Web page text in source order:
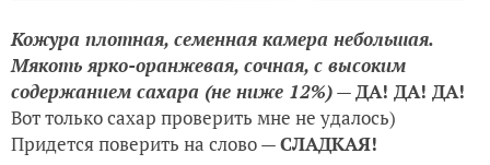
Кожура плотная, семенная камера небольшая.
Мякоть ярко-оранжевая, сочная, с высоким
содержанием сахара (не ниже 12%)—ДА! ДА! ДА!
Вот только сахар проверить мне не удалось)
Придется поверить на слово —СЛАДКАЯ!